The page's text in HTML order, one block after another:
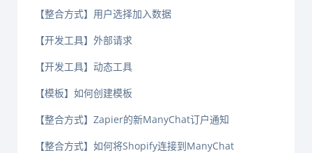
【整合方式】用户选择加入数据
【开发工具】外部请求
【开发工具】动态工具
【模板】如何创建模板
【整合方式】Zapier的新ManyChat订户通知
【整合方式】如何将Shopify连接到ManyChat